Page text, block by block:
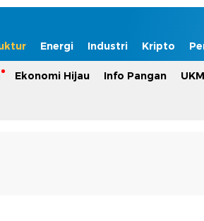
Energi Industri Kripto
Ekonomi Hijau Info Pangan